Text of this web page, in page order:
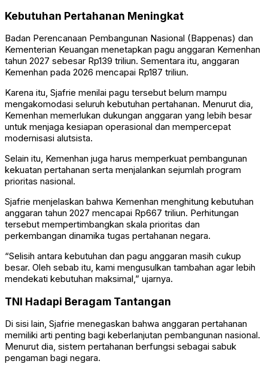
Kebutuhan Pertahanan Meningkat
Badan Perencanaan Pembangunan Nasional (Bappenas) dan
Kementerian Keuangan menetapkan pagu anggaran Kemenhan
tahun 2027 sebesar Rp139 triliun. Sementara itu, anggaran
Kemenhan pada 2026 mencapai Rp187 triliun.
Karena itu, Sjafrie menilai pagu tersebut belum mampu
mengakomodasi seluruh kebutuhan pertahanan. Menurut dia,
Kemenhan memerlukan dukungan anggaran yang lebih besar
untuk menjaga kesiapan operasional dan mempercepat
modernisasi alutsista.
Selain itu, Kemenhan juga harus memperkuat pembangunan
kekuatan pertahanan serta menjalankan sejumlah program
prioritas nasional.
Sjafrie menjelaskan bahwa Kemenhan menghitung kebutuhan
anggaran tahun 2027 mencapai Rp667 triliun. Perhitungan
tersebut mempertimbangkan skala prioritas dan
perkembangan dinamika tugas pertahanan negara.
“Selisih antara kebutuhan dan pagu anggaran masih cukup
besar. Oleh sebab itu, kami mengusulkan tambahan agar lebih
mendekati kebutuhan maksimal,” ujarnya.
TNI Hadapi Beragam Tantangan
Di sisi lain, Sjafrie menegaskan bahwa anggaran pertahanan
memiliki arti penting bagi keberlanjutan pembangunan nasional.
Menurut dia, sistem pertahanan berfungsi sebagai sabuk
pengaman bagi negara.